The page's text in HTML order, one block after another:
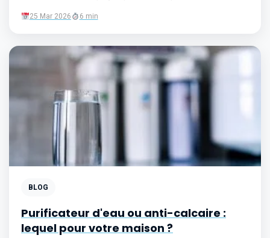
25 Mar 2026 6 min
BLOG
Purificateur d'eau ou anti-calcaire :
lequel pour votre maison ?